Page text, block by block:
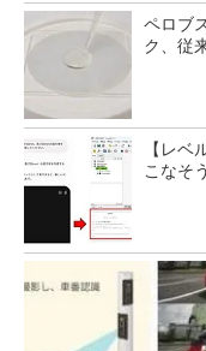
ペロブ
ク、従
【レ
こなそ